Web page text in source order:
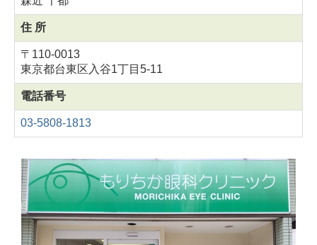
住 所
〒110-0013
東京都台東区入谷1丁目5-11
電話番号
03-5808-1813